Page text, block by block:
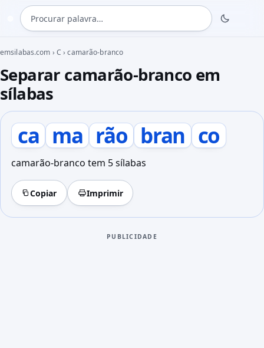
Procurar palavra
emsilabas.com › C ›camarão-branco
Separar camarão-branco em
sílabas
ca ma rão bran co
camarão-branco tem 5 sílabas
Copiar Imprimir
PUBLICIDADE